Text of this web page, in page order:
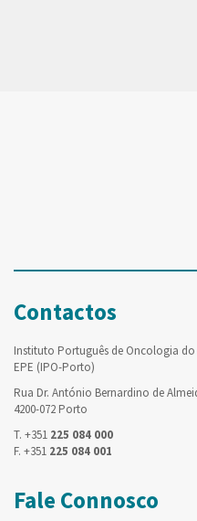
Contactos
Instituto Português de Oncologia do
EPE (IPO-Porto)
Rua Dr. António Bernardino de
4200-072 Porto
T. +351 225 084 000
F. +351 225 084 001
Fale Connosco